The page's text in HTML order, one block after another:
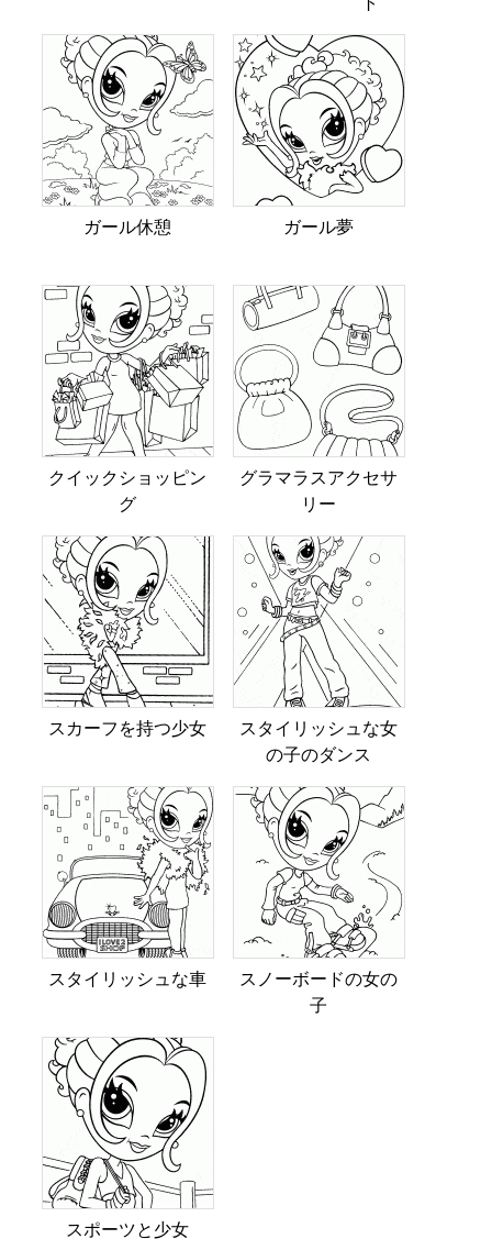
ト
ガール休憩 ガール夢
クイックショッピン
グ
グラマラスアクセサ
リー
スカーフを持つ少女
スタイリッシュな女
の子のダンス
スタイリッシュな車
スノーボードの女の
子
スポーツと少女